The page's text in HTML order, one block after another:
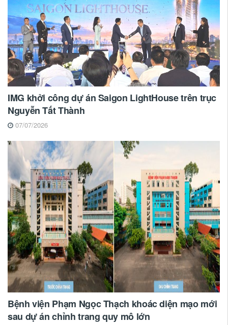
IMG khởi công dự án Saigon LightHouse trên trục
Nguyễn Tất Thành
07/07/2026
Bệnh viện Phạm Ngọc Thạch khoác diện mạo mới
sau dự án chỉnh trang quy mô lớn